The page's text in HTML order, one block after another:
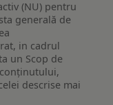
(NU) pentru
generală de
in cadrul
un Scop de
descrise mai